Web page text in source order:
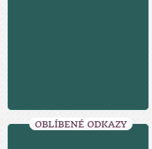
OBLÍBENÉ ODKAZY